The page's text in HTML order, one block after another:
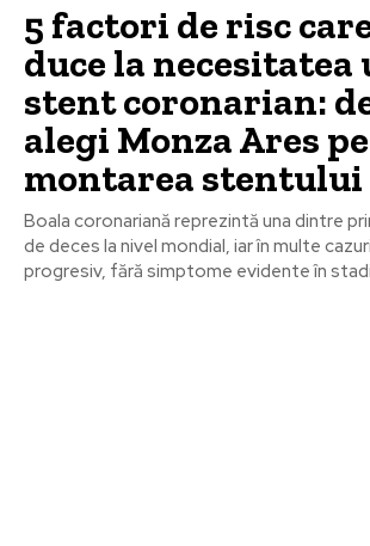
5 factori de risc
duce la necesitatea
stent coronarian:
alegi Monza Ares
montarea stentului
Boala coronariană reprezintă una dintre
de deces la nivel mondial, iar în multe
progresiv, fără simptome evidente în